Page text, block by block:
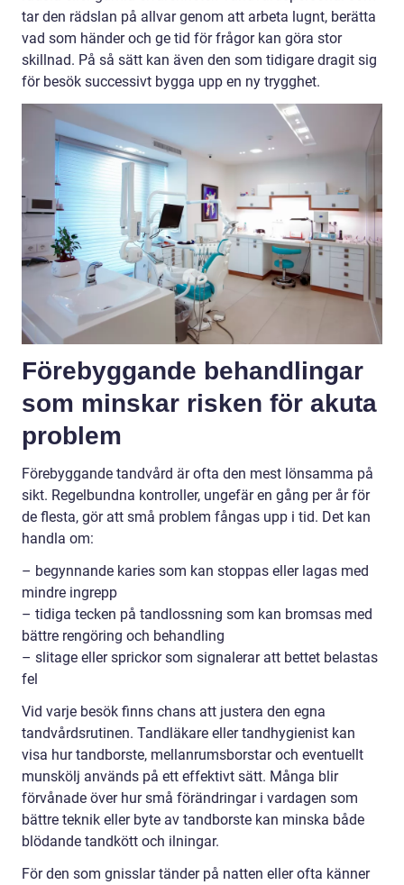
tar den rädslan på allvar genom att arbeta lugnt, berätta
vad som händer och ge tid för frågor kan göra stor
skillnad. På så sätt kan även den som tidigare dragit sig
för besök successivt bygga upp en ny trygghet.
Förebyggande behandlingar
som minskar risken för akuta
problem
Förebyggande tandvård är ofta den mest lönsamma på
sikt. Regelbundna kontroller, ungefär en gång per år för
de flesta, gör att små problem fångas upp i tid. Det kan
handla om:
– begynnande karies som kan stoppas eller lagas med
mindre ingrepp
– tidiga tecken på tandlossning som kan bromsas med
bättre rengöring och behandling
– slitage eller sprickor som signalerar att bettet belastas
fel
Vid varje besök finns chans att justera den egna
tandvårdsrutinen. Tandläkare eller tandhygienist kan
visa hur tandborste, mellanrumsborstar och eventuellt
munskölj används på ett effektivt sätt. Många blir
förvånade över hur små förändringar i vardagen som
bättre teknik eller byte av tandborste kan minska både
blödande tandkött och ilningar.
För den som gnisslar tänder på natten eller ofta känner